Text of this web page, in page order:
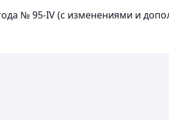
№ 95-IV (с изменениями и